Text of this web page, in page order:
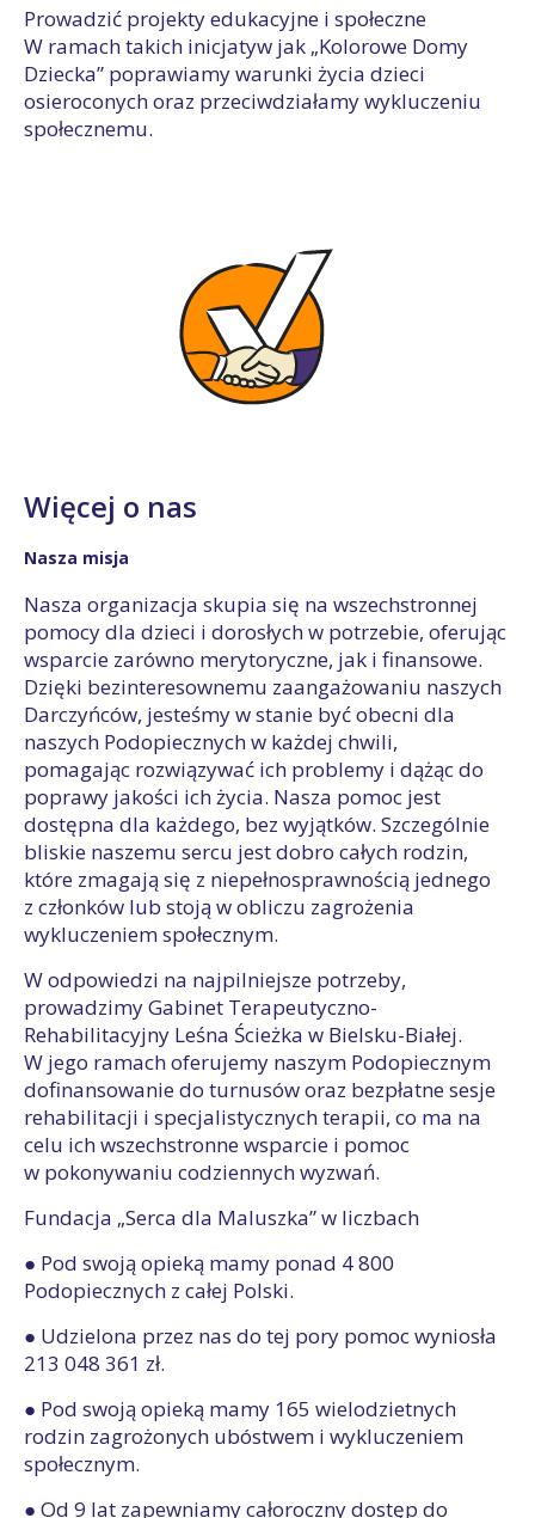
Prowadzić projekty edukacyjne i społeczne
W ramach takich inicjatyw jak „Kolorowe Domy
Dziecka” poprawiamy warunki życia dzieci
osieroconych oraz przeciwdziałamy wykluczeniu
społecznemu.
Więcej o nas
Nasza misja
Nasza organizacja skupia się na wszechstronnej
pomocy dla dzieci i dorosłych w potrzebie, oferując
wsparcie zarówno merytoryczne, jak i finansowe.
Dzięki bezinteresownemu zaangażowaniu naszych
Darczyńców, jesteśmy w stanie być obecni dla
naszych Podopiecznych w każdej chwili,
pomagając rozwiązywać ich problemy i dążąc do
poprawy jakości ich życia. Nasza pomoc jest
dostępna dla każdego, bez wyjątków. Szczególnie
bliskie naszemu sercu jest dobro całych rodzin,
które zmagają się z niepełnosprawnością jednego
z członków lub stoją w obliczu zagrożenia
wykluczeniem społecznym.
W odpowiedzi na najpilniejsze potrzeby,
prowadzimy Gabinet Terapeutyczno-
Rehabilitacyjny Leśna Ścieżka w Bielsku-Białej.
W jego ramach oferujemy naszym Podopiecznym
dofinansowanie do turnusów oraz bezpłatne sesje
rehabilitacji i specjalistycznych terapii, co ma na
celu ich wszechstronne wsparcie i pomoc
w pokonywaniu codziennych wyzwań.
Fundacja „Serca dla Maluszka” w liczbach
● Pod swoją opieką mamy ponad 4 800
Podopiecznych z całej Polski.
● Udzielona przez nas do tej pory pomoc wyniosła
213 048 361 zł.
● Pod swoją opieką mamy 165 wielodzietnych
rodzin zagrożonych ubóstwem i wykluczeniem
społecznym.
● Od 9 lat zapewniamy całoroczny dostęp do